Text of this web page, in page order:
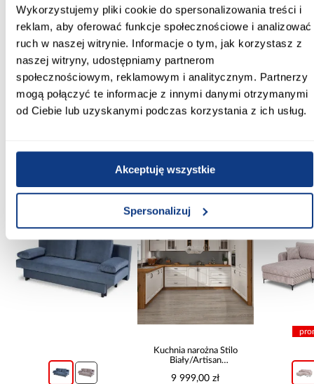
Wykorzystujemy pliki cookie do spersonalizowania treści i
reklam, aby oferować funkcje społecznościowe i analizować
ruch w naszej witrynie. Informacje o tym, jak korzystasz z
naszej witryny, udostępniamy partnerom
społecznościowym, reklamowym i analitycznym. Partnerzy
mogą połączyć te informacje z innymi danymi otrzymanymi
od Ciebie lub uzyskanymi podczas korzystania z ich usług.
Akceptuję wszystkie
Spersonalizuj
Tak
Regulacja na profilu przyściennym:
Tak
Szkło hartowane:
Tak
Inni Klienci sprawdzali również
PORÓWNAJ
Kuchnia narożna Stilo
Biały/Artisan
9 999,00 zł